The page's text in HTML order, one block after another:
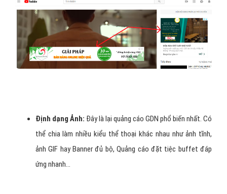
Định dạng Ảnh: Đây là lại quảng cáo GDN phổ biến nhất. Có
thể chia làm nhiều kiểu thể thoại khác nhau như ảnh tĩnh,
ảnh GIF hay Banner đủ bộ, Quảng cáo đặt tiệc buffet đáp
ứng nhanh…